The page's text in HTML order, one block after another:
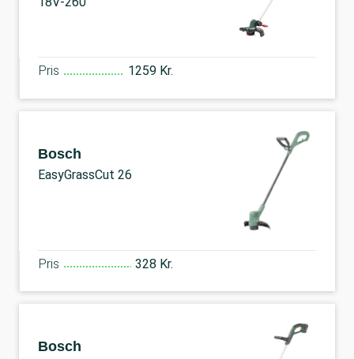
Pris 1259 Kr.
Bosch
EasyGrassCut 26
Pris 328 Kr.
Bosch